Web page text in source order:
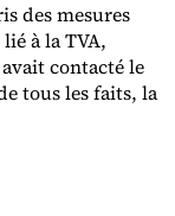
des mesures
à la TVA,
contacté le
tous les faits, la